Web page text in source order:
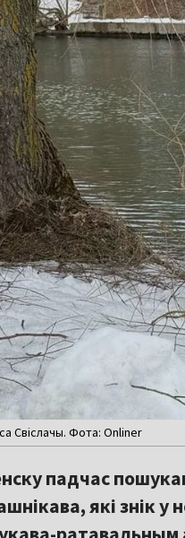
Свіслачы. Фота: Onliner
падчас
які знік